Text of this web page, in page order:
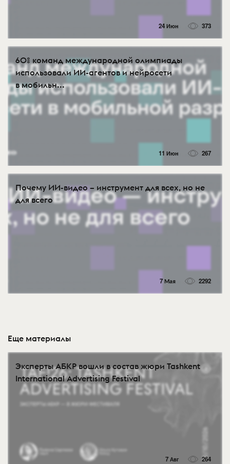
24 Июн 373
60% команд международной олимпиады
использовали ИИ-агентов и нейросети
в мобильн...
11 Июн 267
Почему ИИ-видео – инструмент для всех, но не
для всего
7 Мая 2292
Еще материалы
Эксперты АБКР вошли в состав жюри Tashkent
International Advertising Festival
7 Авг 264